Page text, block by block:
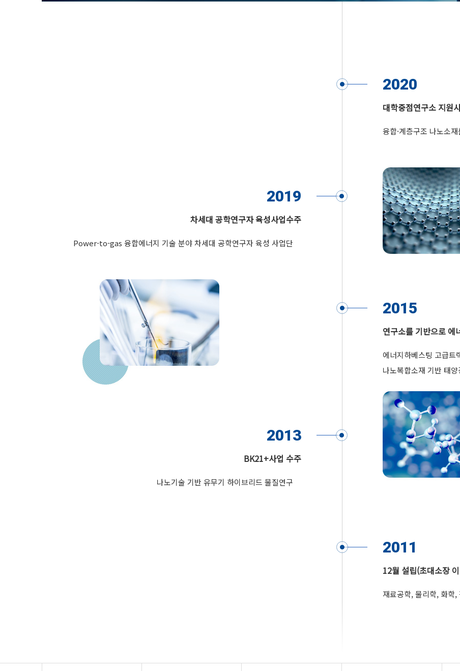
2020
대학중점연구소 지원
융합·계층구조 나노소
2019
차세대 공학연구자 육성사업수주
Power-to-gas 융합에너지 기술 분야 차세대 공학연구자 육성 사업단
2015
연구소를 기반으로 에
에너지하베스팅 고급트
나노복합소재 기반 태
2013
BK21+사업 수주
나노기술 기반 유무기 하이브리드 물질연구
2011
12월 설립(초대소장
재료공학, 물리학, 화학